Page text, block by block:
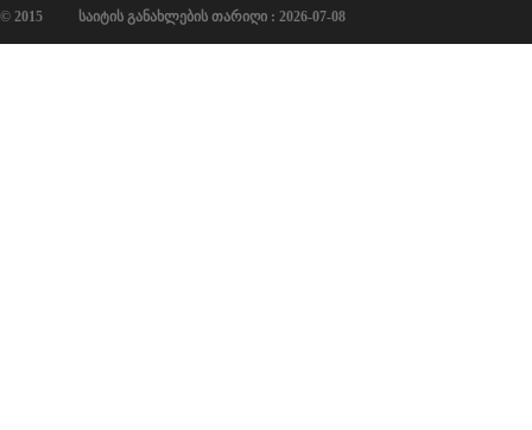
© 2015 საიტის განახლების თარიღი : 2026-07-08